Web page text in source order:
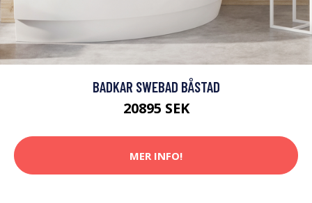
BADKAR SWEBAD BÅSTAD
20895 SEK
MER INFO!